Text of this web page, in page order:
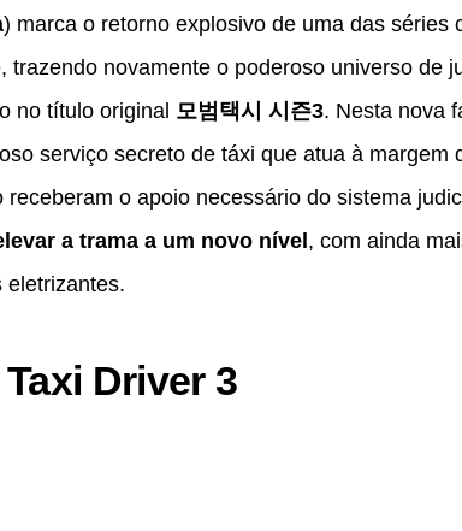
) marca o retorno explosivo de uma das séries
trazendo novamente o poderoso universo de
no título original 모범택시 시즌3. Nesta nova
serviço secreto de táxi que atua à margem
o apoio necessário do sistema
a trama a um novo nível , com ainda
eletrizantes.
Driver 3